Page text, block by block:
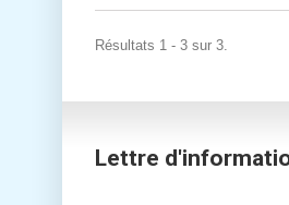
Résultats 1 - 3 sur 3.
Lettre